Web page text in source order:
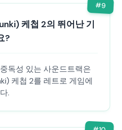
#9
케첩 2의 뛰어난 기
?
독성 있는 사운드트랙은
케첩 2를 레트로 게임에
.